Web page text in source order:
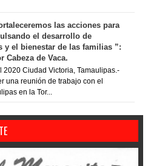
las acciones para
el desarrollo de
y el bienestar de las familias ”:
Cabeza de Vaca.
2020 Ciudad Victoria, Tamaulipas.-
una reunión de trabajo con el
en la Tor...